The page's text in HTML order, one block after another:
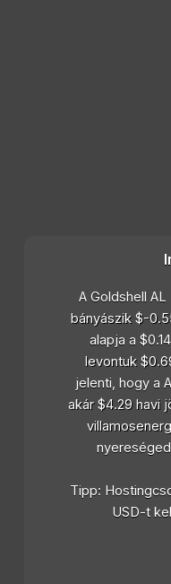
A Goldshell
bányászik $-
alapja a
levontuk
jelenti, hogy a
akár $4.29 havi
Tipp:
USD-t